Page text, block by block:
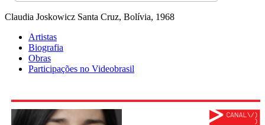
Claudia Joskowicz Santa Cruz, Bolívia, 1968
Artistas
Biografia
Obras
Participações no Videobrasil